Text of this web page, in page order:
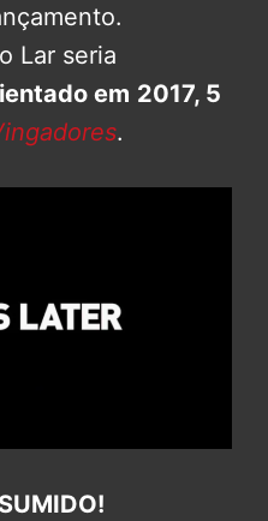
Lar seria
em 2017, 5
.